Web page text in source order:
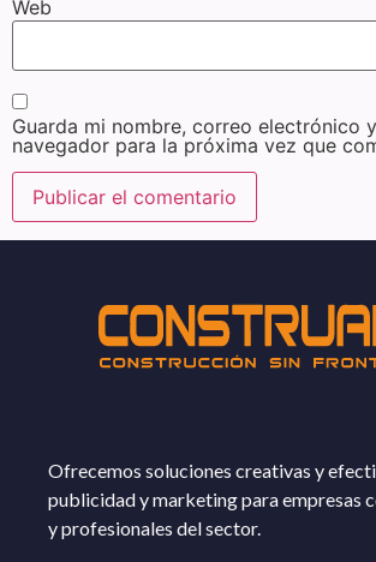
Web
Guarda mi nombre, correo electrónico
navegador para la próxima vez que
Ofrecemos soluciones creativas y
publicidad y marketing para empresas
y profesionales del sector.